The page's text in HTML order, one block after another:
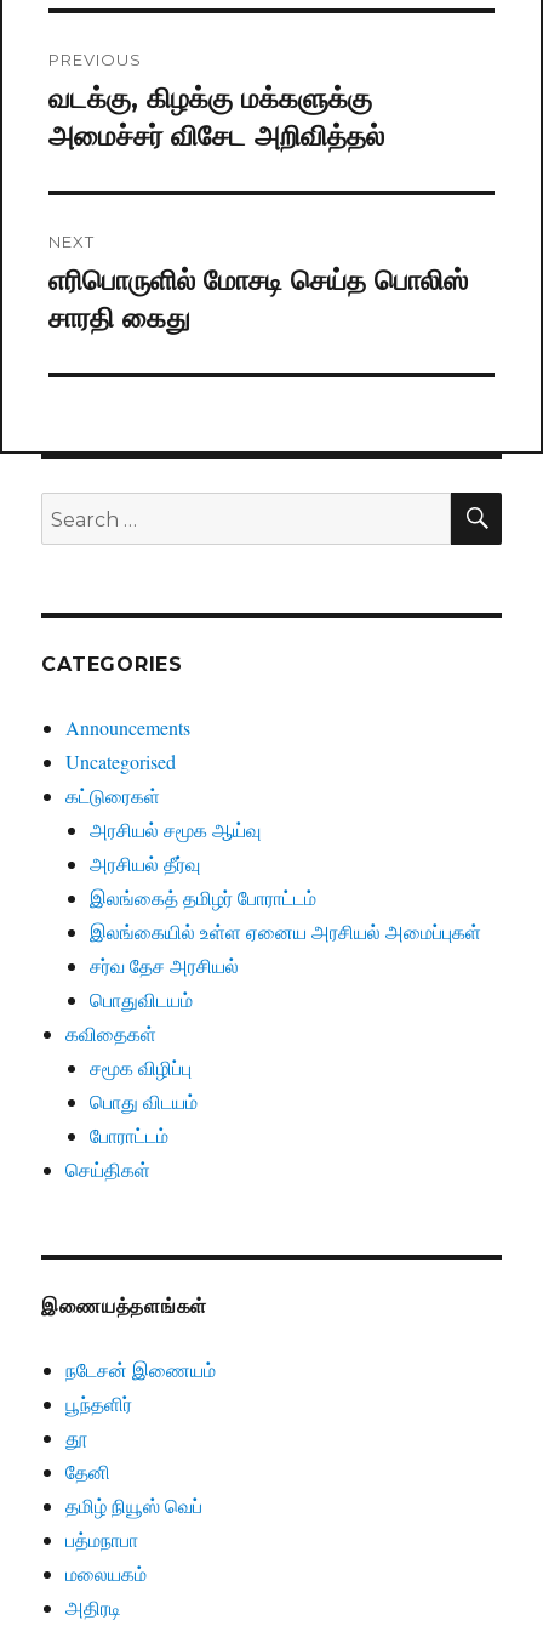
navigation
PREVIOUS
Previous
post:
வடக்கு, கிழக்கு மக்களுக்கு
அமைச்சர் விசேட அறிவித்தல்
NEXT
Next
post:
எரிபொருளில் மோசடி செய்த பொலிஸ்
சாரதி கைது
Search
for:
CATEGORIES
Announcements
Uncategorised
கட்டுரைகள்
அரசியல் சமூக ஆய்வு
அரசியல் தீர்வு
இலங்கைத் தமிழர் போராட்டம்
இலங்கையில் உள்ள ஏனைய அரசியல் அமைப்புகள்
சர்வ தேச அரசியல்
பொதுவிடயம்
கவிதைகள்
சமூக விழிப்பு
பொது விடயம்
போராட்டம்
செய்திகள்
இணையத்தளங்கள்
நடேசன் இணையம்
பூந்தளிர்
தூ
தேனி
தமிழ் நியூஸ் வெப்
பத்மநாபா
மலையகம்
அதிரடி